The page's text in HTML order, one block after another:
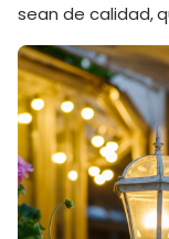
sean de calidad,